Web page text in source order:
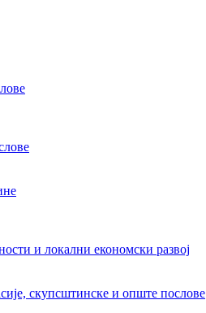
и локални економски развој
скупсштинске и опште послове